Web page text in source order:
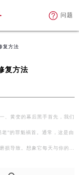
问题
复方法
复方法
、黄变的幕后黑手首先，我们
”的罪魁祸首。通常，这是由
损导致。想象它每天与你的…